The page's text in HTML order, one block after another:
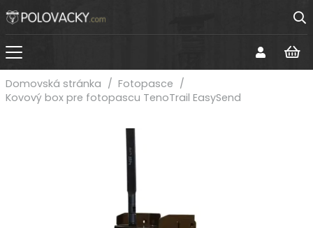
Domovská stránka / Fotopasce /
Kovový box pre fotopascu TenoTrail EasySend